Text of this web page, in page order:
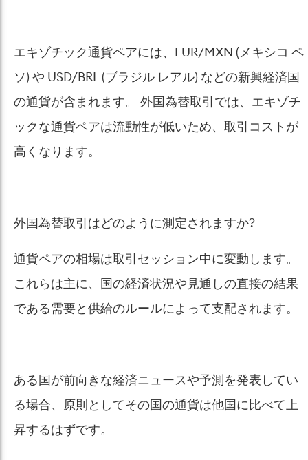
エキゾチック通貨ペアには、EUR/MXN (メキシコ ペ
ソ) や USD/BRL (ブラジル レアル) などの新興経済国
の通貨が含まれます。 外国為替取引では、エキゾチ
ックな通貨ペアは流動性が低いため、取引コストが
高くなります。
外国為替取引はどのように測定されますか?
通貨ペアの相場は取引セッション中に変動します。
これらは主に、国の経済状況や見通しの直接の結果
である需要と供給のルールによって支配されます。
ある国が前向きな経済ニュースや予測を発表してい
る場合、原則としてその国の通貨は他国に比べて上
昇するはずです。